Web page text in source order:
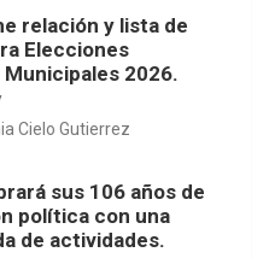
relación y lista de
Elecciones
Municipales 2026.
Cielo Gutierrez
sus 106 años de
política con una
de actividades.